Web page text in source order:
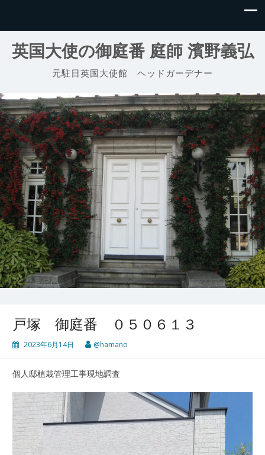
英国大使の御庭番 庭師 濱野義弘
元駐日英国大使館 ヘッドガーデナー
戸塚 御庭番 ０５０６１３
2023年6月14日 @hamano
個人邸植栽管理工事現地調査